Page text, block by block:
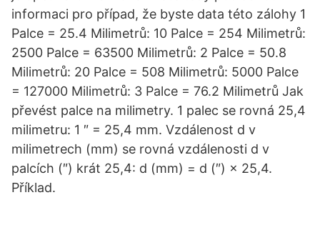
informaci pro případ, že byste data této zálohy 1
Palce = 25.4 Milimetrů: 10 Palce = 254 Milimetrů:
2500 Palce = 63500 Milimetrů: 2 Palce = 50.8
Milimetrů: 20 Palce = 508 Milimetrů: 5000 Palce
= 127000 Milimetrů: 3 Palce = 76.2 Milimetrů Jak
převést palce na milimetry. 1 palec se rovná 25,4
milimetru: 1 ″ = 25,4 mm. Vzdálenost d v
milimetrech (mm) se rovná vzdálenosti d v
palcích (″) krát 25,4: d (mm) = d (″) × 25,4.
Příklad.